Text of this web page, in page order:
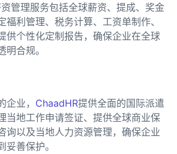
管理服务包括全球薪资、提成、奖金
福利管理、税务计算、工资单制作、
供个性化定制报告，确保企业在全球
合规。
业， ChaadHR提供全面的国际派遣
当地工作申请签证、提供全球商业保
询以及当地人力资源管理，确保企业
善保护。